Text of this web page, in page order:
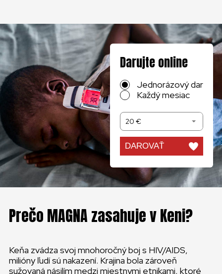
Darujte online
Jednorázový dar
Každý mesiac
20 €
DAROVAŤ
Prečo MAGNA zasahuje v Keni?
Keňa zvádza svoj mnohoročný boj s HIV/AIDS,
milióny ľudí sú nakazení. Krajina bola zároveň
sužovaná násilím medzi miestnymi etnikami, ktoré